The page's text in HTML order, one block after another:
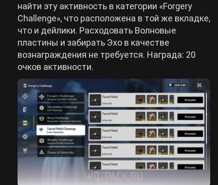
найти эту активность в категории «Forgery
Challenge», что расположена в той же вкладке,
что и дейлики. Расходовать Волновые
пластины и забирать Эхо в качестве
вознаграждения не требуется. Награда: 20
очков активности.